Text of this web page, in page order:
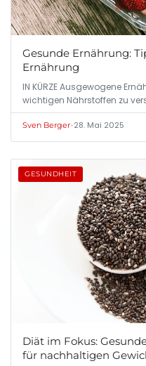
Gesunde Ernährung:
Ernährung
IN KÜRZE Ausgewogene
wichtigen Nährstoffen zu
Sven Berger•28. Mai 2025
GESUNDHEIT
Diät im Fokus:
für nachhaltigen